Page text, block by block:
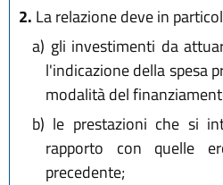
2. La relazione deve in
a) gli investimenti da
l'indicazione della spesa
modalità del
b) le prestazioni che si
rapporto con quelle
precedente;